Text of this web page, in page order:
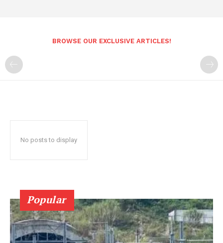
BROWSE OUR EXCLUSIVE ARTICLES!
No posts to display
Popular